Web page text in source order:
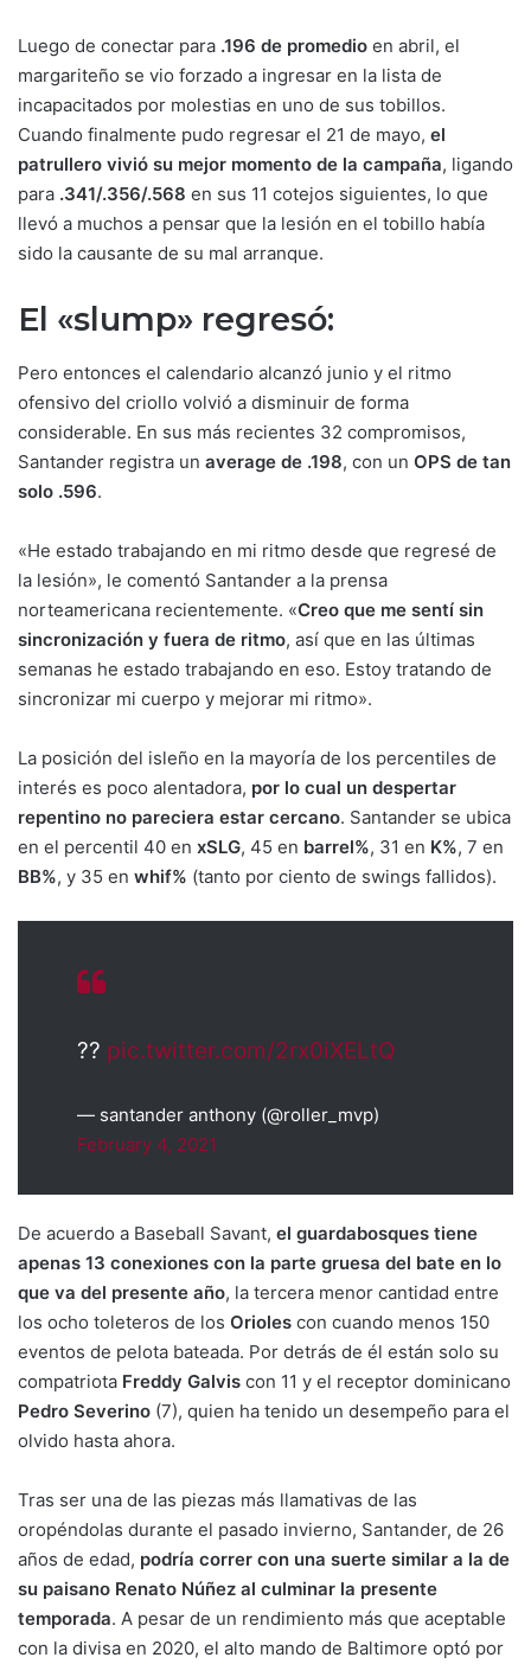
Luego de conectar para .196 de promedio en abril, el
margariteño se vio forzado a ingresar en la lista de
incapacitados por molestias en uno de sus tobillos.
Cuando finalmente pudo regresar el 21 de mayo, el
patrullero vivió su mejor momento de la campaña, ligando
para .341/.356/.568 en sus 11 cotejos siguientes, lo que
llevó a muchos a pensar que la lesión en el tobillo había
sido la causante de su mal arranque.
El «slump» regresó:
Pero entonces el calendario alcanzó junio y el ritmo
ofensivo del criollo volvió a disminuir de forma
considerable. En sus más recientes 32 compromisos,
Santander registra un average de .198, con un OPS de tan
solo .596.
«He estado trabajando en mi ritmo desde que regresé de
la lesión», le comentó Santander a la prensa
norteamericana recientemente. «Creo que me sentí sin
sincronización y fuera de ritmo, así que en las últimas
semanas he estado trabajando en eso. Estoy tratando de
sincronizar mi cuerpo y mejorar mi ritmo».
La posición del isleño en la mayoría de los percentiles de
interés es poco alentadora, por lo cual un despertar
repentino no pareciera estar cercano. Santander se ubica
en el percentil 40 en xSLG, 45 en barrel%, 31 en K%, 7 en
BB%, y 35 en whif% (tanto por ciento de swings fallidos).
?? pic.twitter.com/2rx0iXELtQ
— santander anthony (@roller_mvp)
February 4, 2021
De acuerdo a Baseball Savant, el guardabosques tiene
apenas 13 conexiones con la parte gruesa del bate en lo
que va del presente año, la tercera menor cantidad entre
los ocho toleteros de los Orioles con cuando menos 150
eventos de pelota bateada. Por detrás de él están solo su
compatriota Freddy Galvis con 11 y el receptor dominicano
Pedro Severino (7), quien ha tenido un desempeño para el
olvido hasta ahora.
Tras ser una de las piezas más llamativas de las
oropéndolas durante el pasado invierno, Santander, de 26
años de edad, podría correr con una suerte similar a la de
su paisano Renato Núñez al culminar la presente
temporada. A pesar de un rendimiento más que aceptable
con la divisa en 2020, el alto mando de Baltimore optó por